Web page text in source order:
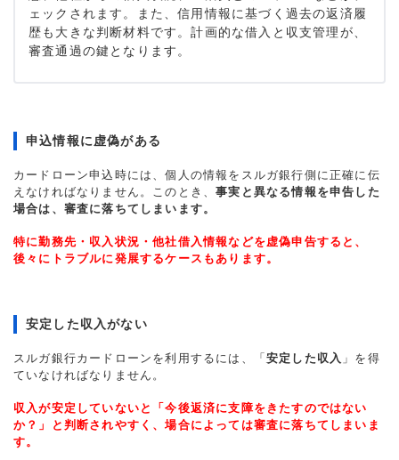
ェックされます。また、信用情報に基づく過去の返済履
歴も大きな判断材料です。計画的な借入と収支管理が、
審査通過の鍵となります。
申込情報に虚偽がある
カードローン申込時には、個人の情報をスルガ銀行側に正確に伝
えなければなりません。このとき、事実と異なる情報を申告した
場合は、審査に落ちてしまいます。
特に勤務先・収入状況・他社借入情報などを虚偽申告すると、
後々にトラブルに発展するケースもあります。
安定した収入がない
スルガ銀行カードローンを利用するには、「 安定した収入 」を得
ていなければなりません。
収入が安定していないと「今後返済に支障をきたすのではない
か？」と判断されやすく、場合によっては審査に落ちてしまいま
す。